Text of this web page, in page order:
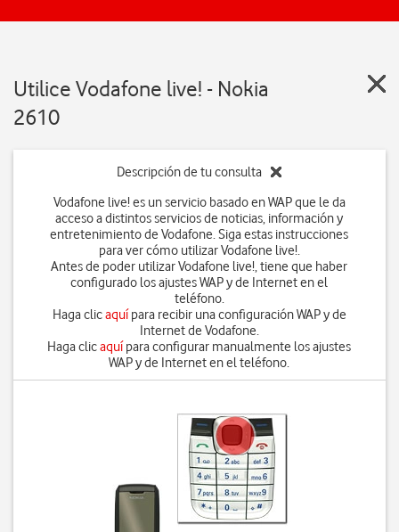
Utilice Vodafone live! - Nokia
2610
Descripción de tu consulta
Vodafone live! es un servicio basado en WAP que le da
acceso a distintos servicios de noticias, información y
entretenimiento de Vodafone. Siga estas instrucciones
para ver cómo utilizar Vodafone live!.
Antes de poder utilizar Vodafone live!, tiene que haber
configurado los ajustes WAP y de Internet en el
teléfono.
Haga clicaquípara recibir una configuración WAP y de
Internet de Vodafone.
Haga clicaquípara configurar manualmente los ajustes
WAP y de Internet en el teléfono.